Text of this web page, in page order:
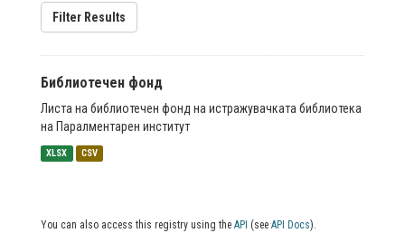
Filter Results
Библиотечен фонд
Листа на библиотечен фонд на истражувачката библиотека
на Паралментарен институт
XLSX CSV
You can also access this registry using the API (see API Docs).